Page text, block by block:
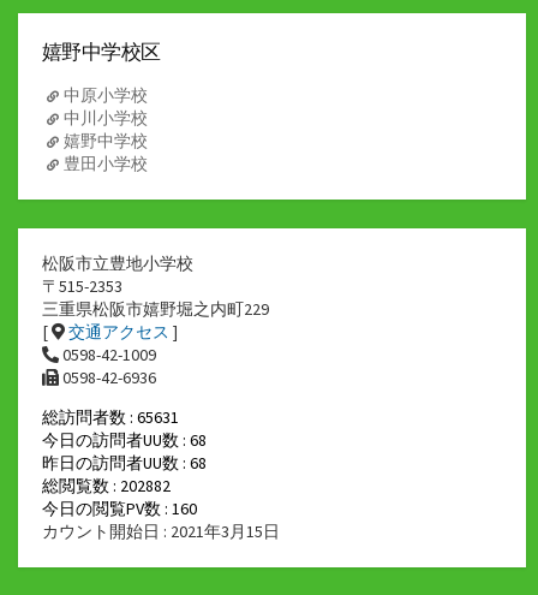
嬉野中学校区
中原小学校
中川小学校
嬉野中学校
豊田小学校
松阪市立豊地小学校
〒515-2353
三重県松阪市嬉野堀之内町229
[
交通アクセス ]
0598-42-1009
0598-42-6936
総訪問者数 : 65631
今日の訪問者UU数 : 68
昨日の訪問者UU数 : 68
総閲覧数 : 202882
今日の閲覧PV数 : 160
カウント開始日 : 2021年3月15日